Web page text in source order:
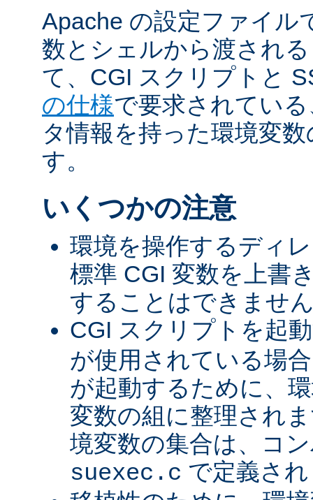
Apache の設定ファイル
数とシェルから渡され
て、CGI スクリプトと
の仕様で要求されてい
タ情報を持った環境変
す。
いくつかの注意
環境を操作するディ
標準 CGI 変数を上書
することはできませ
CGI スクリプトを起
が使用されている場
が起動するために、
変数の組に整理され
境変数の集合は、コ
suexec.c で定義さ